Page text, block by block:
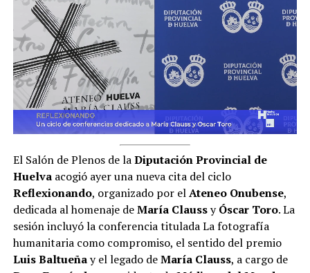
El Salón de Plenos de laDiputación Provincial de
Huelvaacogió ayer una nueva cita del ciclo
Reflexionando, organizado por elAteneo Onubense,
dedicada al homenaje deMaría ClaussyÓscar Toro. La
sesión incluyó la conferencia titulada La fotografía
humanitaria como compromiso, el sentido del premio
Luis Baltueñay el legado deMaría Clauss, a cargo de